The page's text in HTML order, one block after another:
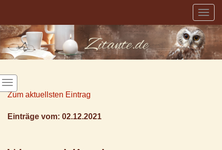
Zum aktuellsten Eintrag
Einträge vom: 02.12.2021